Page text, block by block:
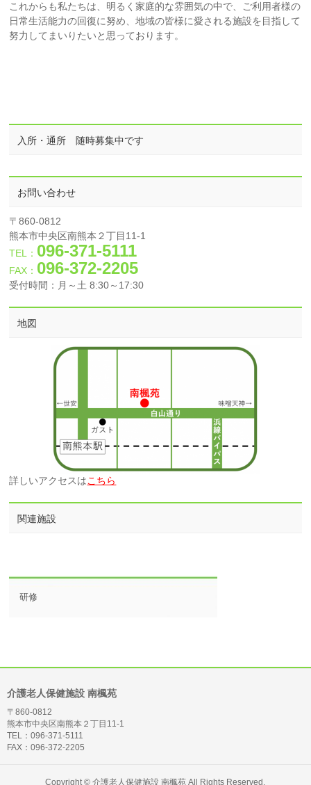
これからも私たちは、明るく家庭的な雰囲気の中で、ご利用者様の
日常生活能力の回復に努め、地域の皆様に愛される施設を目指して
努力してまいりたいと思っております。
入所・通所 随時募集中です
お問い合わせ
〒860-0812
熊本市中央区南熊本２丁目11-1
TEL： 096-371-5111
FAX： 096-372-2205
受付時間：月～土 8:30～17:30
地図
詳しいアクセスはこちら
関連施設
研修
介護老人保健施設 南楓苑
〒860-0812
熊本市中央区南熊本２丁目11-1
TEL：096-371-5111
FAX：096-372-2205
Copyright ©介護老人保健施設 南楓苑 All Rights Reserved.